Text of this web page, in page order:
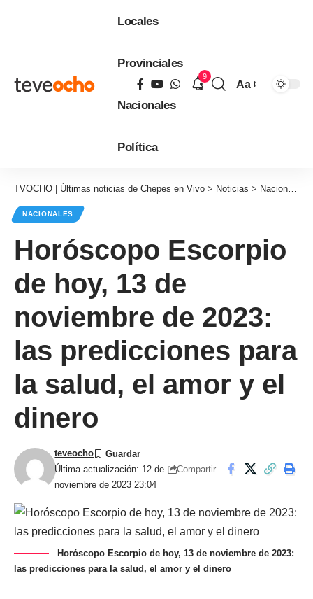
Locales
Provinciales
Nacionales
Política
9
Aa
TVOCHO | Últimas noticias de Chepes en Vivo > Noticias > Nacionales
NACIONALES
Horóscopo Escorpio
de hoy, 13 de
noviembre de 2023:
las predicciones para
la salud, el amor y el
dinero
Última actualización: 12 de
noviembre de 2023 23:04
teveocho
Compartir
Horóscopo Escorpio de hoy, 13 de noviembre de 2023:
las predicciones para la salud, el amor y el dinero